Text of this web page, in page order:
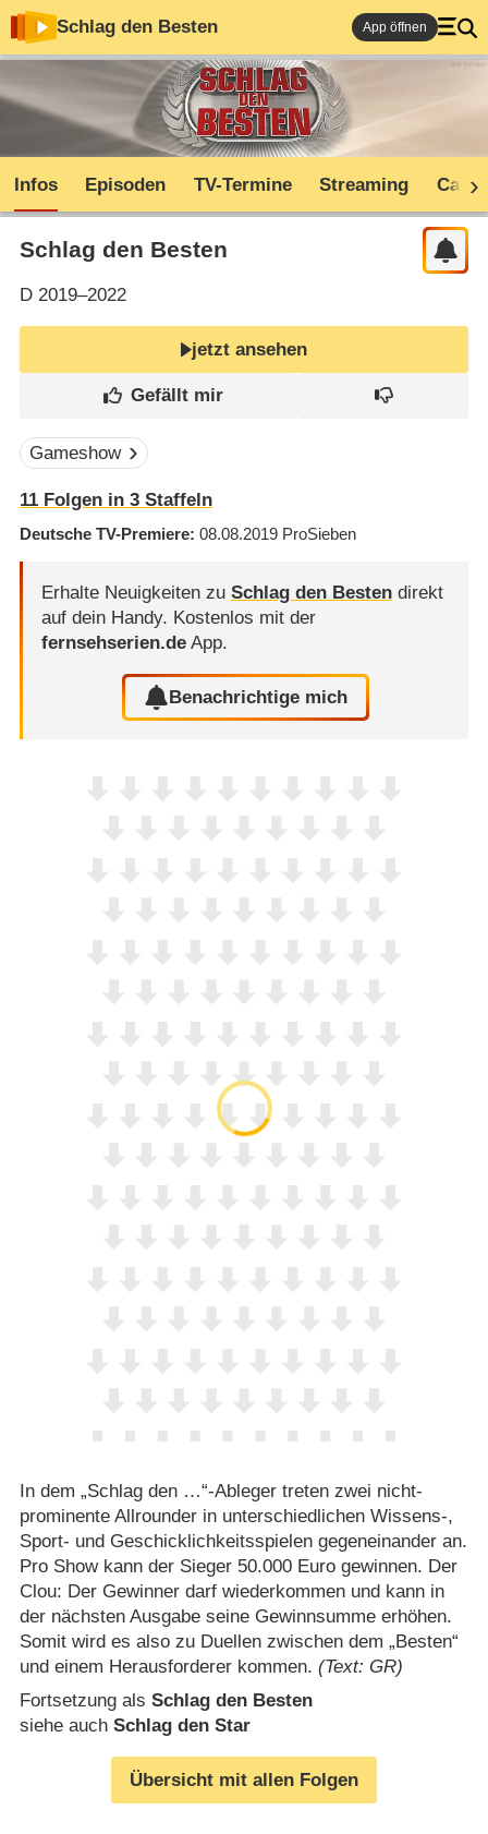
Schlag den Besten App öffnen
Infos Episoden TV-Termine Streaming Cast
Schlag den Besten
D2019–2022
jetzt ansehen
Gameshow
11Folgen in 3Staffeln
Deutsche TV-Premiere 08.08.2019 ProSieben
Erhalte Neuigkeiten zu Schlag den Bestendirekt
auf dein Handy. Kostenlos mit der
fernsehserien.deApp.
Benachrichtige mich
In dem „Schlag den …“-Ableger treten zwei nicht-
prominente Allrounder in unterschiedlichen Wissens-,
Sport- und Geschicklichkeitsspielen gegeneinander an.
Pro Show kann der Sieger 50.000 Euro gewinnen. Der
Clou: Der Gewinner darf wiederkommen und kann in
der nächsten Ausgabe seine Gewinnsumme erhöhen.
Somit wird es also zu Duellen zwischen dem „Besten“
und einem Herausforderer kommen. (Text: GR)
Fortsetzung als Schlag den Besten
siehe auch Schlag den Star
Übersicht mit allen Folgen